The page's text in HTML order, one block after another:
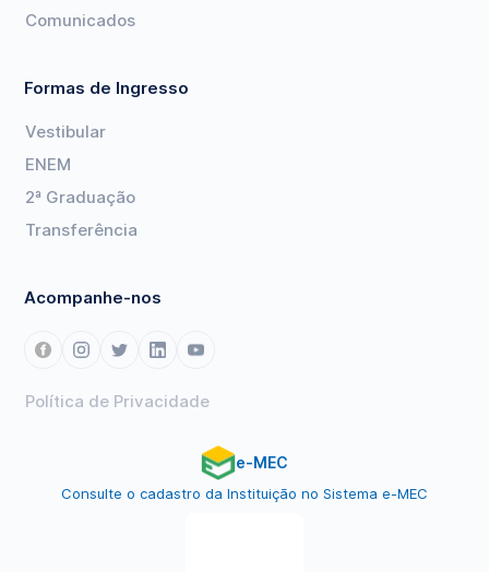
Comunicados
Formas de Ingresso
Vestibular
ENEM
2ª Graduação
Transferência
Acompanhe-nos
Política de Privacidade
e-MEC
Consulte o cadastro da Instituição no Sistema e-MEC